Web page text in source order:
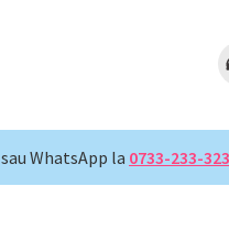
sau WhatsApp la 0733-233-323